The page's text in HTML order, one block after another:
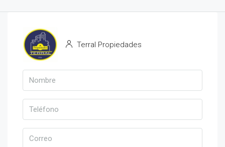
Terral Propiedades